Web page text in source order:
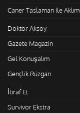
Caner Taslaman ile
Doktor Aksoy
Gazete Magazin
Gel Konuşalım
Gençlik Rüzgarı
İtiraf Et
Survivor Ekstra